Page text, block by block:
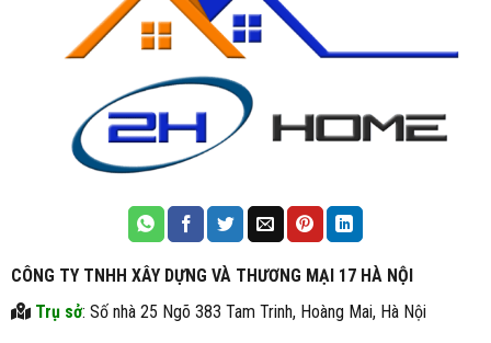
CÔNG TY TNHH XÂY DỰNG VÀ THƯƠNG MẠI 17 HÀ NỘI
Trụ sở: Số nhà 25 Ngõ 383 Tam Trinh, Hoàng Mai, Hà Nội